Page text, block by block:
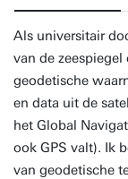
Als universitair
van de
geodetische
en data uit de
het Global
ook GPS valt). Ik
van geodetische